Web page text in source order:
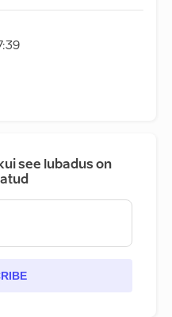
see lubadus on